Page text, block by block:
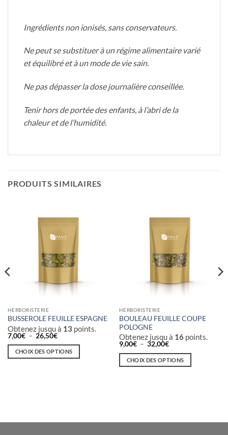
Ingrédients non ionisés, sans conservateurs.
Ne peut se substituer à un régime alimentaire varié
et équilibré et à un mode de vie sain.
Ne pas dépasser la dose journalière conseillée.
Tenir hors de portée des enfants, à l’abri de la
chaleur et de l’humidité.
PRODUITS SIMILAIRES
HERBORISTERIE
BUSSEROLE FEUILLE ESPAGNE
Obtenez jusqu à 13 points.
7,00€ – 26,50€Plage
prix :
7,00€
à
CHOIX DES OPTIONS
HERBORISTERIE
BOULEAU FEUILLE COUPE
POLOGNE
Obtenez jusqu à 16points.
9,00€ – 32,00€Plage
prix :
9,00€
CHOIX DES OPTIONS
Les